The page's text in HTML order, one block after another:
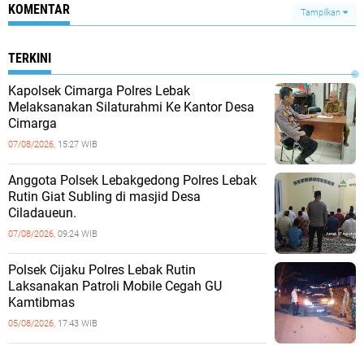
KOMENTAR Tampilkan
TERKINI
Kapolsek Cimarga Polres Lebak
Melaksanakan Silaturahmi Ke Kantor Desa
Cimarga
07/08/2026, 15:27 WIB
Anggota Polsek Lebakgedong Polres Lebak
Rutin Giat Subling di masjid Desa
Ciladaueun.
07/08/2026, 09:24 WIB
Polsek Cijaku Polres Lebak Rutin
Laksanakan Patroli Mobile Cegah GU
Kamtibmas
05/08/2026, 17:43 WIB